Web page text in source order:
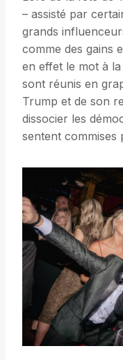
– assisté par
grands
comme des gains
en effet le mot à
sont réunis en
Trump et de son
dissocier les
sentent commises